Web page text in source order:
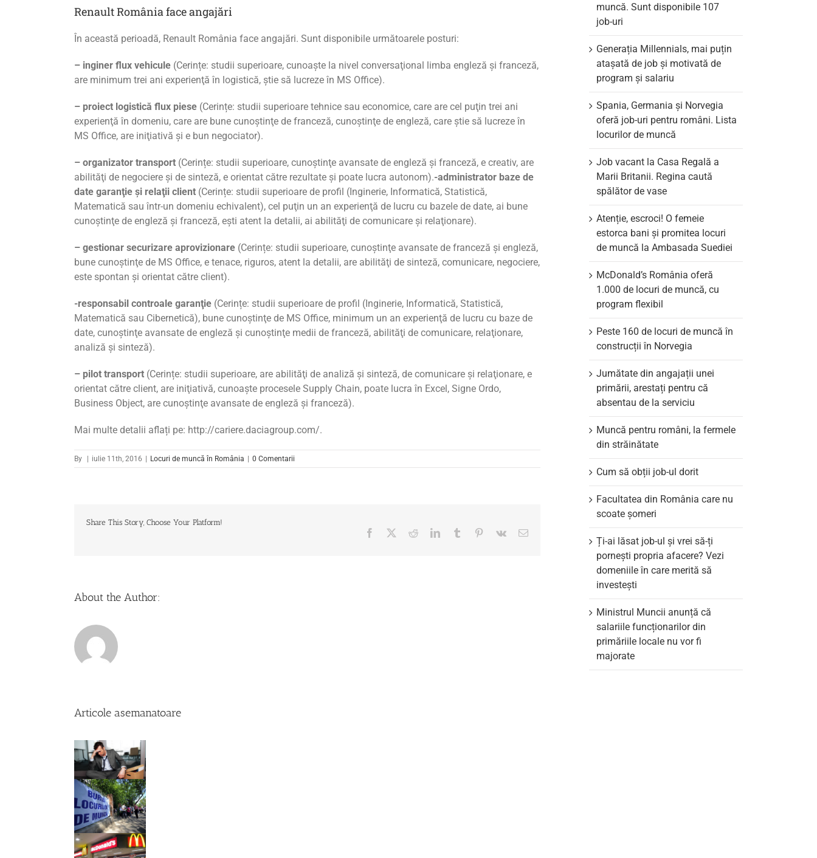
Renault România face angajări
În această perioadă, Renault România face angajări. Sunt disponibile următoarele posturi:
– inginer flux vehicule (Cerințe: studii superioare, cunoaşte la nivel conversaţional limba engleză şi franceză,
are minimum trei ani experienţă în logistică, ştie să lucreze în MS Office).
– proiect logistică flux piese (Cerințe: studii superioare tehnice sau economice, care are cel puţin trei ani
experienţă în domeniu, care are bune cunoştinţe de franceză, cunoştinţe de engleză, care ştie să lucreze în
MS Office, are iniţiativă şi e bun negociator).
– organizator transport (Cerințe: studii superioare, cunoştinţe avansate de engleză şi franceză, e creativ, are
abilităţi de negociere şi de sinteză, e orientat către rezultate şi poate lucra autonom).-administrator baze de
date garanţie şi relaţii client (Cerințe: studii superioare de profil (Inginerie, Informatică, Statistică,
Matematică sau într-un domeniu echivalent), cel puţin un an experienţă de lucru cu bazele de date, ai bune
cunoştinţe de engleză şi franceză, eşti atent la detalii, ai abilităţi de comunicare şi relaţionare).
– gestionar securizare aprovizionare (Cerințe: studii superioare, cunoştinţe avansate de franceză şi engleză,
bune cunoştinţe de MS Office, e tenace, riguros, atent la detalii, are abilităţi de sinteză, comunicare, negociere,
este spontan şi orientat către client).
-responsabil controale garanţie (Cerințe: studii superioare de profil (Inginerie, Informatică, Statistică,
Matematică sau Cibernetică), bune cunoştinţe de MS Office, minimum un an experienţă de lucru cu baze de
date, cunoştinţe avansate de engleză şi cunoştinţe medii de franceză, abilităţi de comunicare, relaţionare,
analiză şi sinteză).
– pilot transport (Cerințe: studii superioare, are abilităţi de analiză şi sinteză, de comunicare şi relaţionare, e
orientat către client, are iniţiativă, cunoaşte procesele Supply Chain, poate lucra în Excel, Signe Ordo,
Business Object, are cunoştinţe avansate de engleză şi franceză).
Mai multe detalii aflați pe: http://cariere.daciagroup.com/.
By iulie 11th, 2016 Locuri de muncă în România 0 Comentarii
Share This Story, Choose Your Platform!
Facebook RedditLinkedInTumblr Pinterest
Vk Email
About the Author:
Articole asemanatoare
Comenteaza
muncă. Sunt disponibile 107
job-uri
Generația Millennials, mai puțin
atașată de job și motivată de
program și salariu
Spania, Germania și Norvegia
oferă job-uri pentru români. Lista
locurilor de muncă
Job vacant la Casa Regală a
Marii Britanii. Regina caută
spălător de vase
Atenție, escroci! O femeie
estorca bani și promitea locuri
de muncă la Ambasada Suediei
McDonald’s România oferă
1.000 de locuri de muncă, cu
program flexibil
Peste 160 de locuri de muncă în
construcții în Norvegia
Jumătate din angajații unei
primării, arestați pentru că
absentau de la serviciu
Muncă pentru români, la fermele
din străinătate
Cum să obții job-ul dorit
Facultatea din România care nu
scoate şomeri
Ți-ai lăsat job-ul și vrei să-ți
pornești propria afacere? Vezi
domeniile în care merită să
investești
Ministrul Muncii anunță că
salariile funcționarilor din
primăriile locale nu vor fi
majorate